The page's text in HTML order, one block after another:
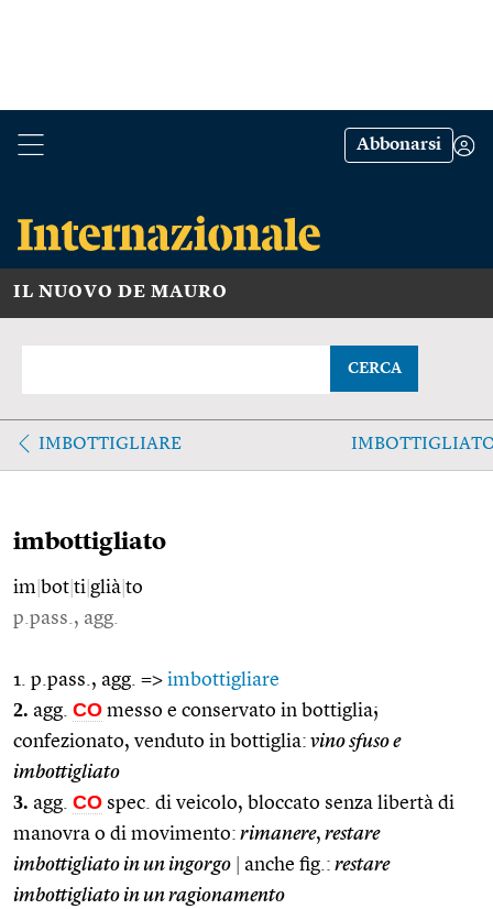
Abbonarsi
IL NUOVO DE MAURO
CERCA
IMBOTTIGLIARE
imbottigliato
im bot ti glià to
p.pass., agg.
1. p.pass., agg. => imbottigliare
2. agg. CO messo e conservato in bottiglia;
confezionato, venduto in bottiglia: vino sfuso e
imbottigliato
3. agg. CO spec. di veicolo, bloccato senza libertà di
manovra o di movimento: rimanere, restare
imbottigliato in un ingorgo
anche fig.: restare
imbottigliato in un ragionamento